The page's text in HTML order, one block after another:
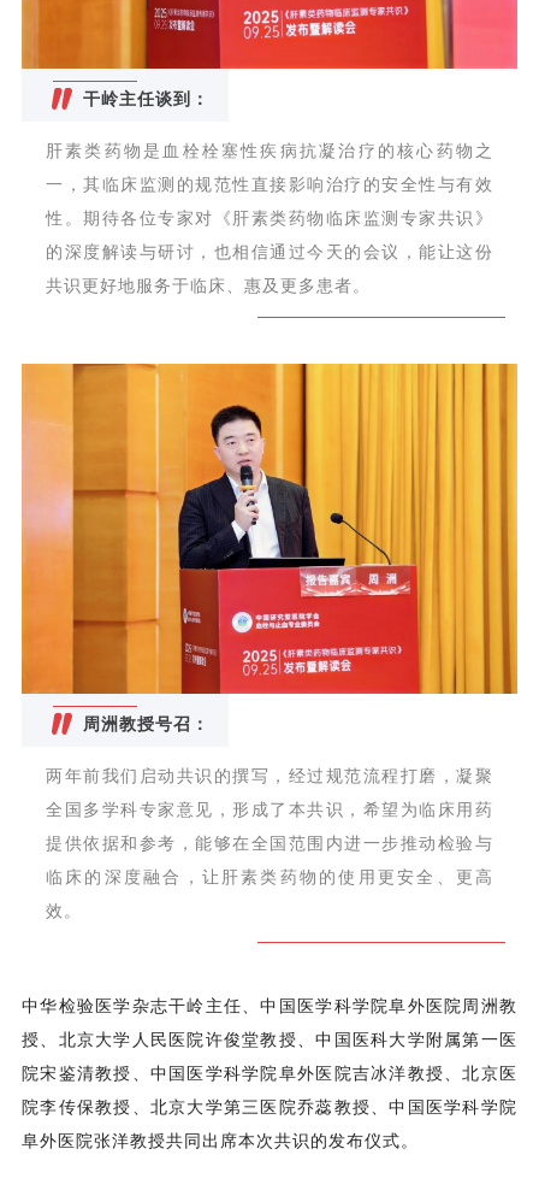
干岭主任谈到：
肝素类药物是血栓栓塞性疾病抗凝治疗的核心药物之
一，其临床监测的规范性直接影响治疗的安全性与有效
性。期待各位专家对《肝素类药物临床监测专家共识》
的深度解读与研讨，也相信通过今天的会议，能让这份
共识更好地服务于临床、惠及更多患者。
周洲教授号召：
两年前我们启动共识的撰写，经过规范流程打磨，凝聚
全国多学科专家意见，形成了本共识，希望为临床用药
提供依据和参考，能够在全国范围内进一步推动检验与
临床的深度融合，让肝素类药物的使用更安全、更高
效。
中华检验医学杂志干岭主任、中国医学科学院阜外医院周洲教
授、北京大学人民医院许俊堂教授、中国医科大学附属第一医
院宋鉴清教授、中国医学科学院阜外医院吉冰洋教授、北京医
院李传保教授、北京大学第三医院乔蕊教授、中国医学科学院
阜外医院张洋教授共同出席本次共识的发布仪式。